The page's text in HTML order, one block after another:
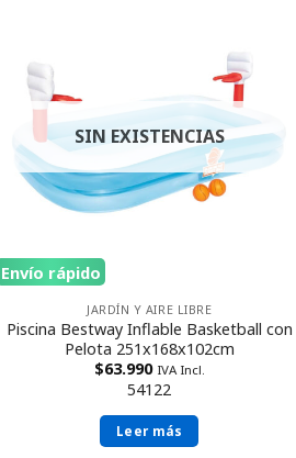
Envío rápido
SIN EXISTENCIAS
JARDÍN Y AIRE LIBRE
Piscina Bestway Inflable Basketball con
Pelota 251x168x102cm
$63.990 IVA Incl.
54122
Leer más